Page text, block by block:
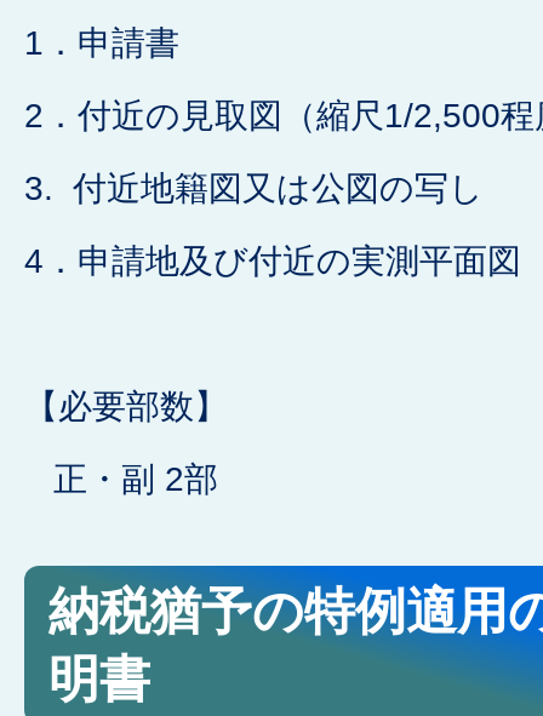
1．申請書
2．付近の見取図（縮尺1/2,500程
3. 付近地籍図又は公図の写し
4．申請地及び付近の実測平面図
【必要部数】
正・副 2部
納税猶予の特例適用
明書